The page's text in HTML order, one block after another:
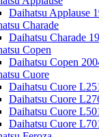
Daihatsu Applause
Charade
Daihatsu Charade
Copen
Daihatsu Copen
Cuore
Daihatsu Cuore
Daihatsu Cuore
Daihatsu Cuore
Daihatsu Cuore